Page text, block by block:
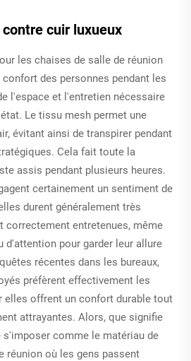
cuir luxueux
les chaises de salle de réunion
des personnes pendant les
l'espace et l'entretien nécessaire
Le tissu mesh permet une
évitant ainsi de transpirer pendant
Cela fait toute la
assis pendant plusieurs heures.
certainement un sentiment de
durent généralement très
correctement entretenues, même
d'attention pour garder leur allure
récentes dans les bureaux,
préfèrent effectivement les
elles offrent un confort durable tout
attrayantes. Alors, que signifie
s'imposer comme le matériau de
réunion où les gens passent